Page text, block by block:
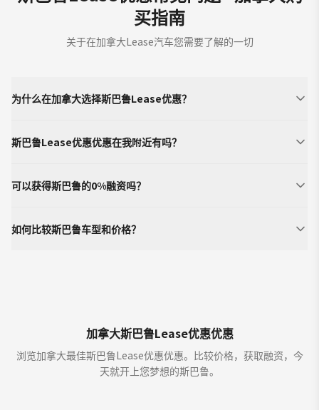
买指南
关于在加拿大Lease汽车您需要了解的一切
为什么在加拿大选择斯巴鲁Lease优惠？
斯巴鲁Lease优惠优惠在我附近有吗？
可以获得斯巴鲁的0%融资吗？
如何比较斯巴鲁车型和价格？
加拿大斯巴鲁Lease优惠优惠
浏览加拿大最佳斯巴鲁Lease优惠优惠。比较价格，获取融资，今
天就开上您梦想的斯巴鲁。